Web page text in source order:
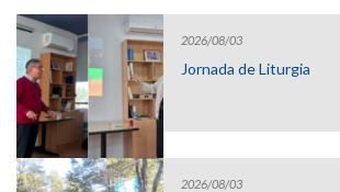
2026/08/03
Jornada de Liturgia
2026/08/03